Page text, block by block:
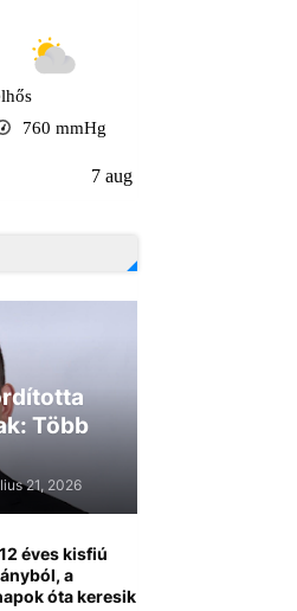
760 mmHg
+33°C
Több
21, 2026
éves kisfiú
a
óta keresik